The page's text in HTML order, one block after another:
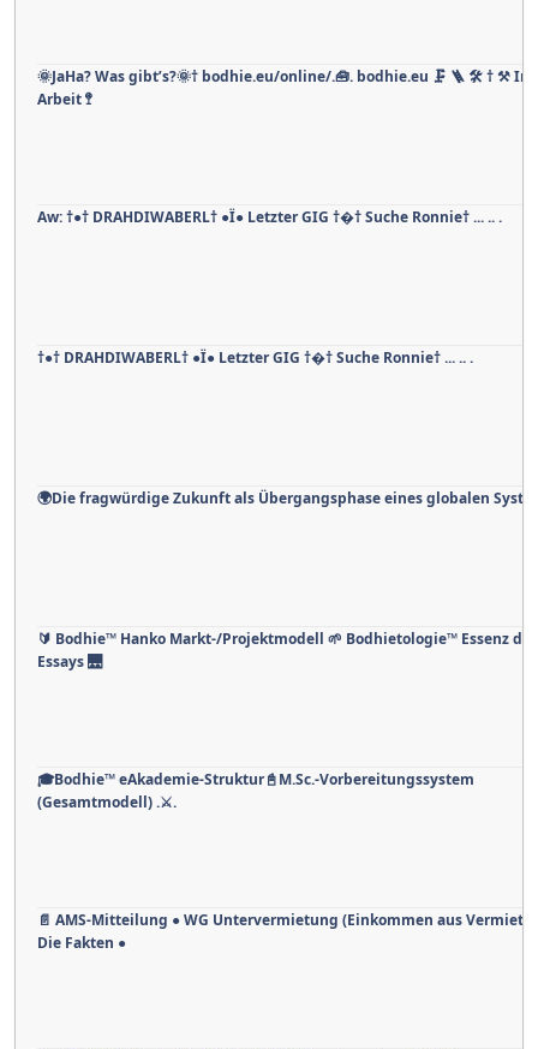
🌞JaHa? Was gibt’s?🌞† bodhie.eu/online/.🧰. bodhie.eu 🗜 🪜 🛠 † ⚒ In
Arbeit 🚏
Aw: †●† DRAHDIWABERL† ●Ï● Letzter GIG †�† Suche Ronnie† ... .. .
†●† DRAHDIWABERL† ●Ï● Letzter GIG †�† Suche Ronnie† ... .. .
🌍Die fragwürdige Zukunft als Übergangsphase eines globalen
🔰 Bodhie™ Hanko Markt-/Projektmodell 🌱 Bodhietologie™ Essenz des
Essays 🌉
🎓Bodhie™ eAkademie-Struktur📓M.Sc.-Vorbereitungssystem
(Gesamtmodell) .⚔.
📄 AMS-Mitteilung ● WG Untervermietung (Einkommen aus
Die Fakten ●